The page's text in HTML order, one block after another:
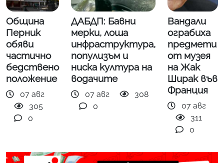
Община
Перник
обяви
частично
бедствено
положение
07 авг
305
0
ДАБДП: Бавни
мерки, лоша
инфраструктура,
популизъм и
ниска култура на
водачите
07 авг
308
0
Вандали
ограбиха
предмети
от музея
на Жак
Ширак във
Франция
07 авг
311
0